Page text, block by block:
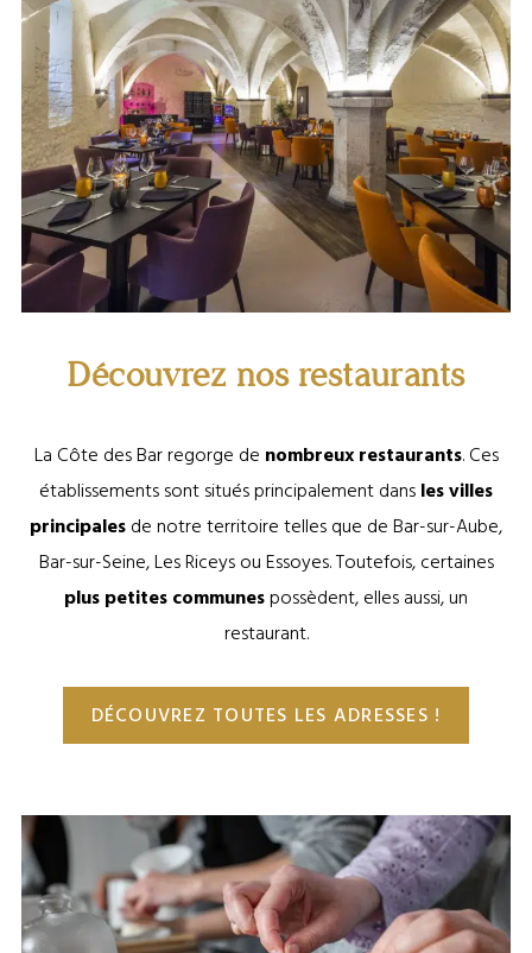
Découvrez nos restaurants
La Côte des Bar regorge de nombreux restaurants. Ces
établissements sont situés principalement dansles villes
principalesde notre territoire telles que de Bar-sur-Aube,
Bar-sur-Seine, Les Riceys ou Essoyes. Toutefois, certaines
plus petites communespossèdent, elles aussi, un
restaurant.
DÉCOUVREZ TOUTES LES ADRESSES !